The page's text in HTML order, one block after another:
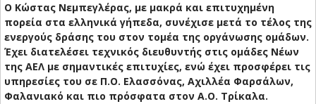
Ο Κώστας Νεμπεγλέρας, με μακρά και επιτυχημένη
πορεία στα ελληνικά γήπεδα, συνέχισε μετά το τέλος της
ενεργούς δράσης του στον τομέα της οργάνωσης ομάδων.
Έχει διατελέσει τεχνικός διευθυντής στις ομάδες Νέων
της ΑΕΛ με σημαντικές επιτυχίες, ενώ έχει προσφέρει τις
υπηρεσίες του σε Π.Ο. Ελασσόνας, Αχιλλέα Φαρσάλων,
Φαλανιακό και πιο πρόσφατα στον Α.Ο. Τρίκαλα.